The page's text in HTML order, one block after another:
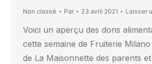
Non classé Par 23 avril 2021 Laisser
Voici un aperçu des dons
cette semaine de Fruiterie Milano
de La Maisonnette des parents